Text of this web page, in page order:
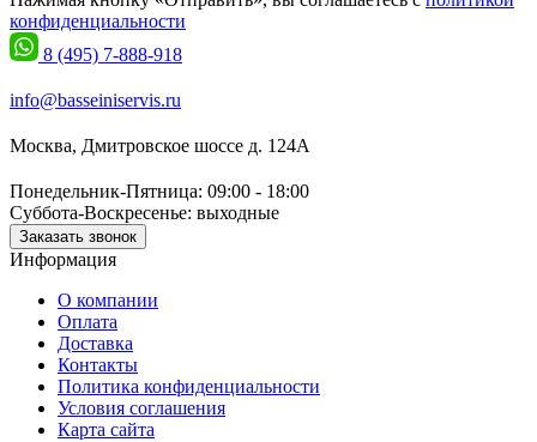
конфиденциальности
8 (495) 7-888-918
info@basseiniservis.ru
Москва, Дмитровское шоссе д. 124А
Понедельник-Пятница: 09:00 - 18:00
Суббота-Воскресенье: выходные
Заказать звонок
Информация
О компании
Оплата
Доставка
Контакты
Политика конфиденциальности
Условия соглашения
Карта сайта